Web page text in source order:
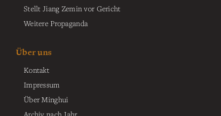
Stellt Jiang Zemin vor Gericht
Weitere Propaganda
Über uns
Kontakt
Impressum
Über Minghui